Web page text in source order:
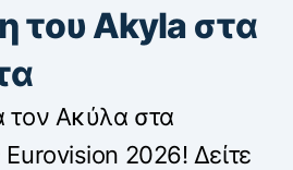
του Akyla στα
τον Ακύλα στα
Eurovision 2026! Δείτε